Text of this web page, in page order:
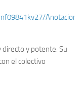
directo y potente. Su
el colectivo